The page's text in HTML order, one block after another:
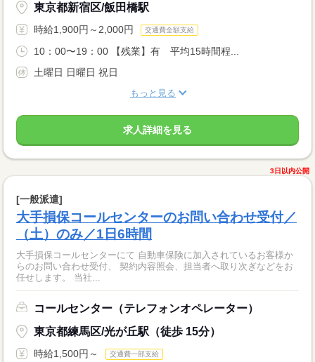
東京都新宿区/飯田橋駅
時給1,900円～2,000円 交通費全額支給
10：00〜19：00 【残業】有 平均15時間程...
土曜日 日曜日 祝日
もっと見る
求人詳細を見る
3日以内公開
[一般派遣]
大手損保コールセンターのお問い合わせ受付／
（土）のみ／1日6時間
大手損保コールセンターにて 自動車保険に加入されているお客様か
らのお問い合わせ受付、 契約内容照会、担当者へ取り次ぎなどをお
任せします。 当社...
コールセンター（テレフォンオペレーター）
東京都練馬区/光が丘駅（徒歩 15分）
時給1,500円～ 交通費一部支給